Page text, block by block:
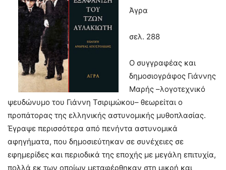
Άγρα
σελ. 288
Ο συγγραφέας και
δημοσιογράφος Γιάννης
Μαρής –λογοτεχνικό
ψευδώνυμο του Γιάννη Τσιριμώκου– θεωρείται ο
προπάτορας της ελληνικής αστυνομικής μυθοπλασίας.
Έγραψε περισσότερα από πενήντα αστυνομικά
αφηγήματα, που δημοσιεύτηκαν σε συνέχειες σε
εφημερίδες και περιοδικά της εποχής με μεγάλη επιτυχία,
πολλά εκ των οποίων μεταφέρθηκαν στη μικρή και